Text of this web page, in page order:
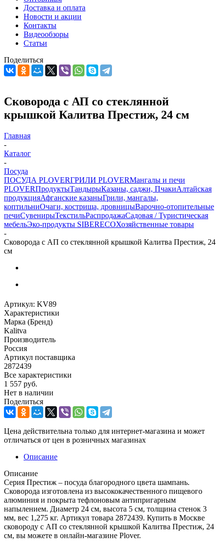
Доставка и оплата
Новости и акции
Контакты
Видеообзоры
Статьи
Поделиться
Сковорода с АП со стеклянной
крышкой Калитва Престиж, 24 см
Главная
-
Каталог
-
Посуда
ПОСУДА PLOVERГРИЛИ PLOVERМангалы и печи
PLOVERПродуктыТандырыКазаны, саджи, ПчакиАлтайская
продукцияАфганские казаныГрили, мангалы,
коптильниОчаги, кострища, дровницыВарочно-отопительные
печиСувенирыТекстильРаспродажаСадовая / Туристическая
мебельЭко-продукты SIBERECOХозяйственные товары
-
Сковорода с АП со стеклянной крышкой Калитва Престиж, 24
см
Артикул: KV89
Характеристики
Марка (Бренд)
Kalitva
Производитель
Россия
Артикул поставщика
2872439
Все характеристики
1 557 руб.
Нет в наличии
Поделиться
Цена действительна только для интернет-магазина и может
отличаться от цен в розничных магазинах
Описание
Описание
Серия Престиж – посуда благородного цвета шампань.
Сковорода изготовлена из высококачественного пищевого
алюминия и покрыта тефлоновым антипригарным
напылением. Диаметр 24 см, высота 5 см, толщина стенок 3
мм, вес 1,275 кг. Артикул товара 2872439. Купить в Москве
сковороду с АП со стеклянной крышкой Калитва Престиж, 24
см, вы можете в онлайн-магазине Plover.